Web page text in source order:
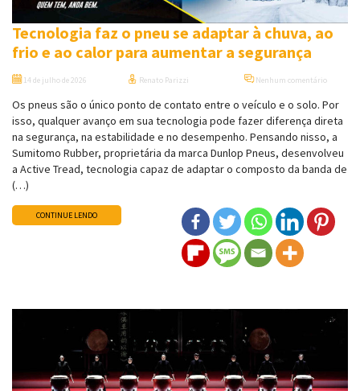
Tecnologia faz o pneu se adaptar à chuva, ao
frio e ao calor para aumentar a segurança
14 de julho de 2026 Renato Parizzi Nenhum comentário
Os pneus são o único ponto de contato entre o veículo e o solo. Por
isso, qualquer avanço em sua tecnologia pode fazer diferença direta
na segurança, na estabilidade e no desempenho. Pensando nisso, a
Sumitomo Rubber, proprietária da marca Dunlop Pneus, desenvolveu
a Active Tread, tecnologia capaz de adaptar o composto da banda de
(…)
CONTINUE LENDO